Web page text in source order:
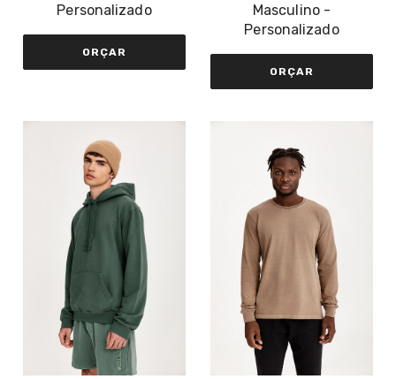
Personalizado
ORÇAR
Masculino -
Personalizado
ORÇAR